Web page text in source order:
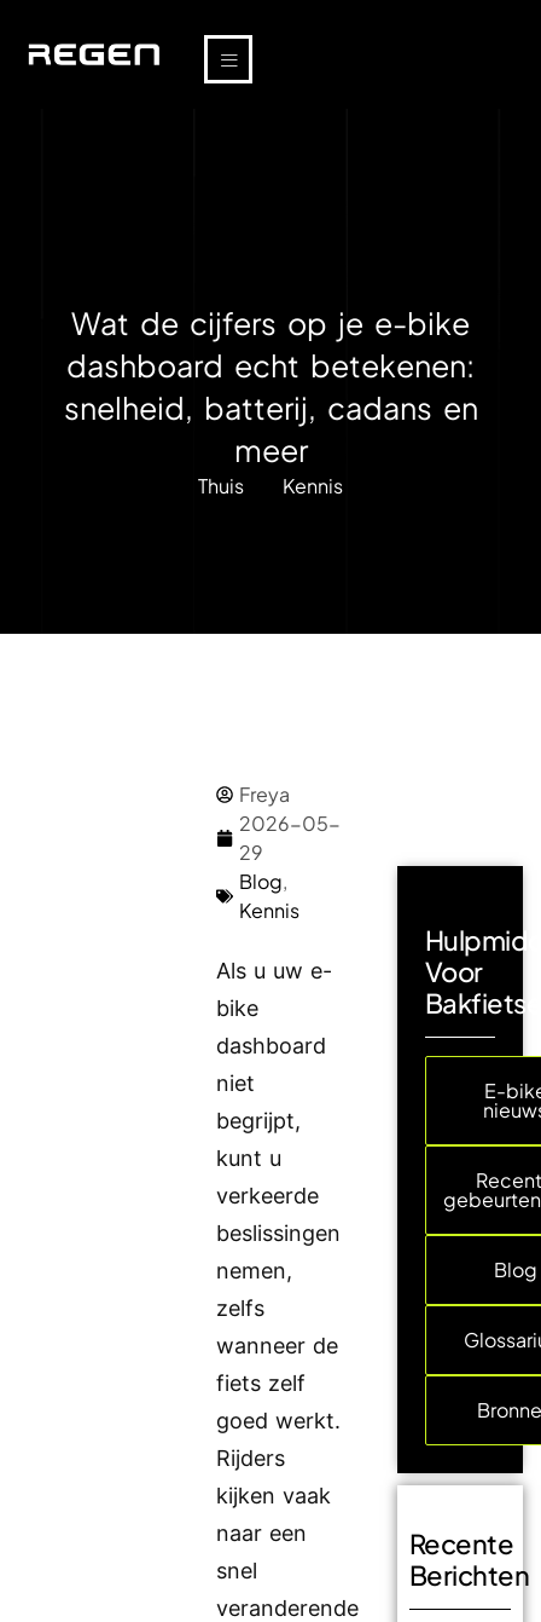
Wat de cijfers op je e-bike
dashboard echt betekenen:
snelheid, batterij, cadans en
meer
Thuis Kennis
Freya
2026-05-
29
Blog,
Kennis
Als u uw e-
bike
dashboard
niet
begrijpt,
kunt u
verkeerde
beslissingen
nemen,
zelfs
wanneer de
fiets zelf
goed werkt.
Rijders
kijken vaak
naar een
snel
veranderende
Voor
E-
Blog
Recente
Berichten